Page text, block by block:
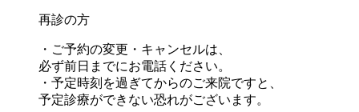
再診の方
・ご予約の変更・キャンセルは、
必ず前日までにお電話ください。
・予定時刻を過ぎてからのご来院ですと、
予定診療ができない恐れがございます。